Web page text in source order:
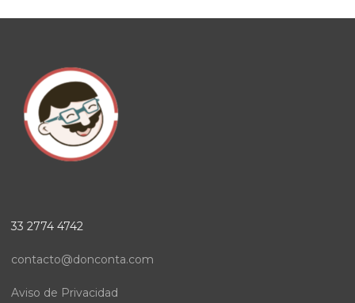
33 2774 4742
contacto@donconta.com
Aviso de Privacidad